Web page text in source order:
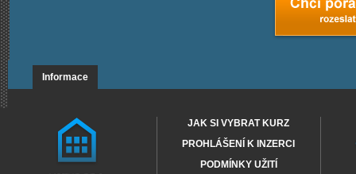
Informace
JAK SI VYBRAT KURZ
PROHLÁŠENÍ K INZERCI
PODMÍNKY UŽITÍ